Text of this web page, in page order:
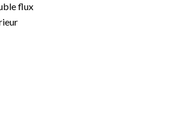
flux